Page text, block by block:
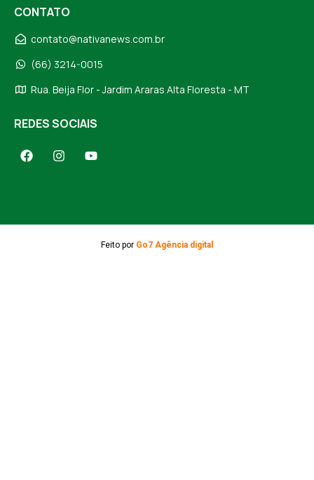
CONTATO
contato@nativanews.com.br
(66) 3214-0015
Rua. Beija Flor - Jardim Araras Alta Floresta - MT
REDES SOCIAIS
Feito por Go7 Agência digital